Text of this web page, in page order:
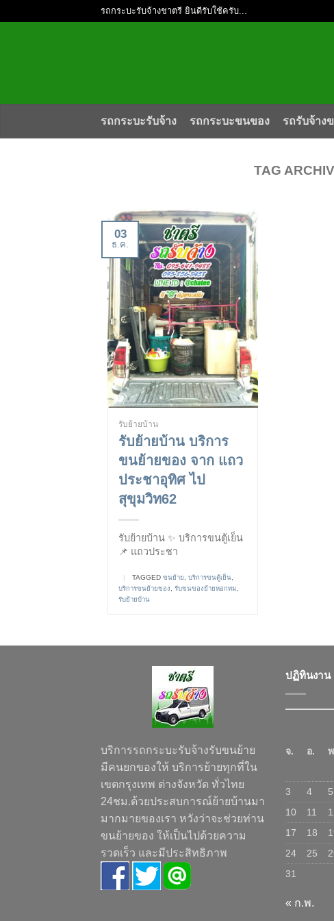
รถกระบะรับจ้างชาตรี ยินดีรับใช้ครับ...
รถกระบะรับจ้าง รถกระบะขนของ รถรับจ้าง
TAG
03
ธ.ค.
รับย้ายบ้าน
รับย้ายบ้าน บริการ
ขนย้ายของ จาก แถว
ประชาอุทิศ ไป
สุขุมวิท62
รับย้ายบ้าน ✨ บริการขนตู้เย็น
📌 แถวประชา
| TAGGED ขนย้าย บริการขนตู้เย็น
บริการขนย้ายของ
รับขนของย้ายหอกทม
รับย้ายบ้าน
บริการรถกระบะรับจ้างรับขนย้าย
มีคนยกของให้ บริการย้ายทุกที่ใน
เขตกรุงเทพ ต่างจังหวัด ทั่วไทย
24ชม.ด้วยประสบการณ์ย้ายบ้านมา
มากมายของเรา หวังว่าจะช่วยท่าน
ขนย้ายของ ให้เป็นไปด้วยความ
รวดเร็ว และมีประสิทธิภาพ
ปฏิทินงาน
จ. อ.
3
4 5
10
11
17
18
24
25
31
« ก.พ.